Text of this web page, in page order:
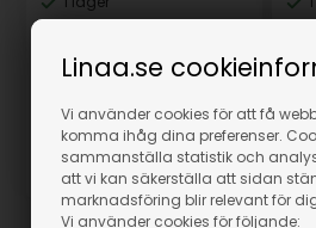
Linaa.se
Vi använder cookies för att få
komma ihåg dina preferenser.
sammanställa statistik och
att vi kan säkerställa att sidan
marknadsföring blir relevant för
Vi använder cookies för följande:
(inkl. moms)
Artikelnummer: 59542